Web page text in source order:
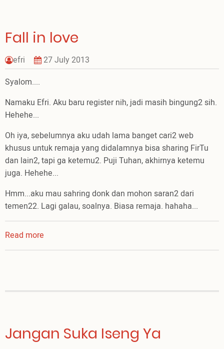
Fall in love
efri
27 July 2013
Syalom....
Namaku Efri. Aku baru register nih, jadi masih bingung2 sih.
Hehehe...
Oh iya, sebelumnya aku udah lama banget cari2 web
khusus untuk remaja yang didalamnya bisa sharing FirTu
dan lain2, tapi ga ketemu2. Puji Tuhan, akhirnya ketemu
juga. Hehehe...
Hmm...aku mau sahring donk dan mohon saran2 dari
temen22. Lagi galau, soalnya. Biasa remaja. hahaha...
Read more
Fall
Jangan Suka Iseng Ya